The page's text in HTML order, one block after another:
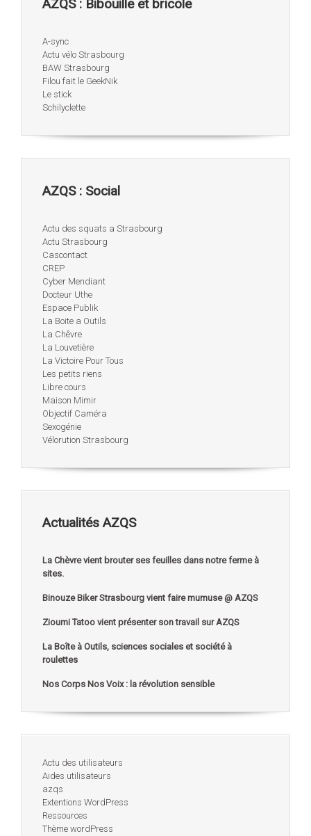
AZQS : Bibouille et bricole
A-sync
Actu vélo Strasbourg
BAW Strasbourg
Filou fait le GeekNik
Le stick
Schilyclette
AZQS : Social
Actu des squats a Strasbourg
Actu Strasbourg
Cascontact
CREP
Cyber Mendiant
Docteur Uthe
Espace Publik
La Boite a Outils
La Chêvre
La Louvetière
La Victoire Pour Tous
Les petits riens
Libre cours
Maison Mimir
Objectif Caméra
Sexogénie
Vélorution Strasbourg
Actualités AZQS
La Chèvre vient brouter ses feuilles dans notre ferme à
sites.
Binouze Biker Strasbourg vient faire mumuse @ AZQS
Zioumi Tatoo vient présenter son travail sur AZQS
La Boîte à Outils, sciences sociales et société à
roulettes
Nos Corps Nos Voix : la révolution sensible
Actu des utilisateurs
Aides utilisateurs
azqs
Extentions WordPress
Ressources
Thème wordPress